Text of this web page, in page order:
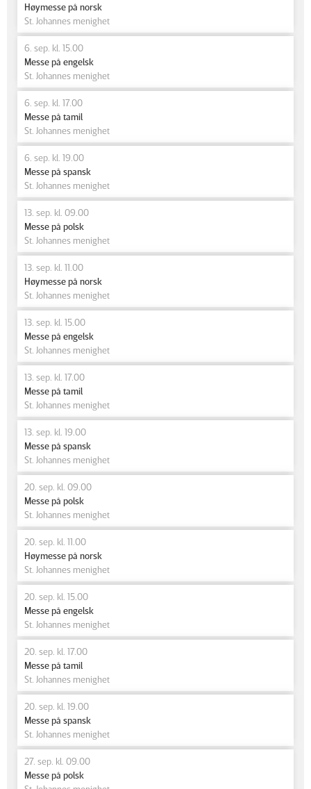
Høymesse på norsk
St. Johannes menighet
6. sep. kl. 15.00
Messe på engelsk
St. Johannes menighet
6. sep. kl. 17.00
Messe på tamil
St. Johannes menighet
6. sep. kl. 19.00
Messe på spansk
St. Johannes menighet
13. sep. kl. 09.00
Messe på polsk
St. Johannes menighet
13. sep. kl. 11.00
Høymesse på norsk
St. Johannes menighet
13. sep. kl. 15.00
Messe på engelsk
St. Johannes menighet
13. sep. kl. 17.00
Messe på tamil
St. Johannes menighet
13. sep. kl. 19.00
Messe på spansk
St. Johannes menighet
20. sep. kl. 09.00
Messe på polsk
St. Johannes menighet
20. sep. kl. 11.00
Høymesse på norsk
St. Johannes menighet
20. sep. kl. 15.00
Messe på engelsk
St. Johannes menighet
20. sep. kl. 17.00
Messe på tamil
St. Johannes menighet
20. sep. kl. 19.00
Messe på spansk
St. Johannes menighet
27. sep. kl. 09.00
Messe på polsk